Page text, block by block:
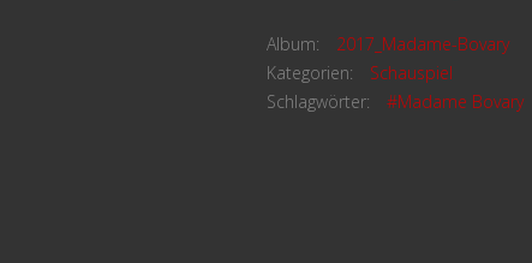
Album:
2017_Madame-Bovary
Kategorien:
Schauspiel
Schlagwörter:
#Madame Bovary